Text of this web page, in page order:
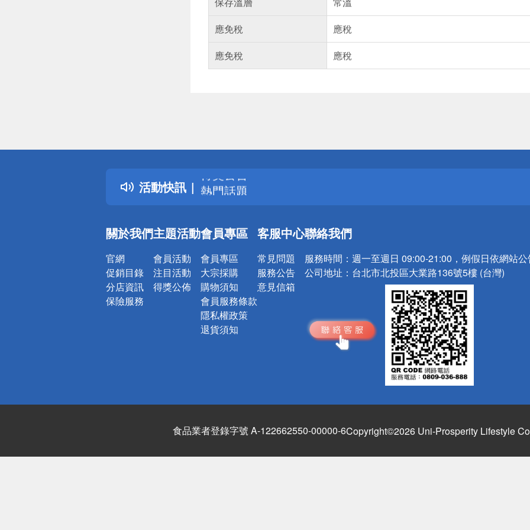
應免稅
應稅
應免稅
應稅
活動快訊
詐騙網頁！請小心！
得獎公告
熱門話題
銀行優惠
詐騙網頁！請小心！
關於我們
官網
促銷目錄
分店資訊
保險服務
主題活動
會員活動
注目活動
得獎公佈
會員專區
會員專區
大宗採購
購物須知
會員服務條款
隱私權政策
退貨須知
客服中心
常見問題
服務公告
意見信箱
聯絡我們
服務時間： 週一至週日 09:00-21:00，例假日依網站
公司地址： 台北市北投區大業路136號5樓 (台灣)
食品業者登錄字號 A-122662550-00000-6Copyright©2026 Uni-Prosperity Lifestyle